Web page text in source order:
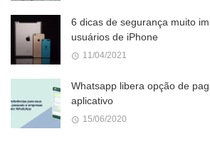
6 dicas de segurança muito
usuários de iPhone
11/04/2021
Whatsapp libera opção de
aplicativo
15/06/2020